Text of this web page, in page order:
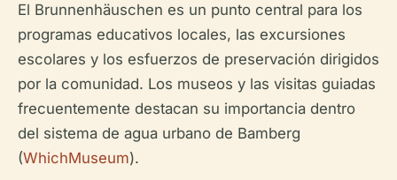
El Brunnenhäuschen es un punto central para los
programas educativos locales, las excursiones
escolares y los esfuerzos de preservación dirigidos
por la comunidad. Los museos y las visitas guiadas
frecuentemente destacan su importancia dentro
del sistema de agua urbano de Bamberg
(WhichMuseum).